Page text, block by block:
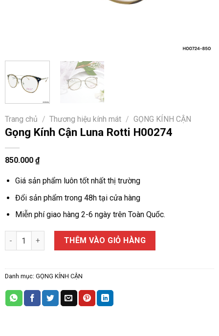
Trang chủ / Thương hiệu kính mát / GỌNG KÍNH CẬN
Gọng Kính Cận Luna Rotti H00274
850.000 ₫
Giá sản phẩm luôn tốt nhất thị trường
Đổi sản phẩm trong 48h tại cửa hàng
Miễn phí giao hàng 2-6 ngày trên Toàn Quốc.
Gọng Kính Cận Luna Rotti H00274 số lượng
THÊM VÀO GIỎ HÀNG
Danh mục: GỌNG KÍNH CẬN